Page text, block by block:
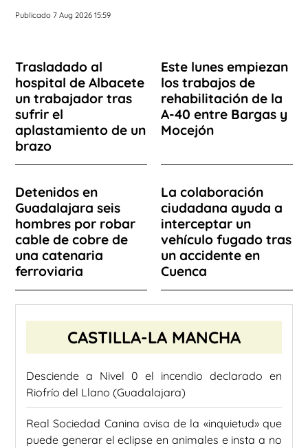
Publicado 7 Aug 2026 15:59
Trasladado al
hospital de Albacete
un trabajador tras
sufrir el
aplastamiento de un
brazo
Este lunes empiezan
los trabajos de
rehabilitación de la
A-40 entre Bargas y
Mocejón
Detenidos en
Guadalajara seis
hombres por robar
cable de cobre de
una catenaria
ferroviaria
La colaboración
ciudadana ayuda a
interceptar un
vehículo fugado tras
un accidente en
Cuenca
CASTILLA-LA MANCHA
Desciende a Nivel 0 el incendio declarado en
Riofrío del Llano (Guadalajara)
Real Sociedad Canina avisa de la «inquietud» que
puede generar el eclipse en animales e insta a no